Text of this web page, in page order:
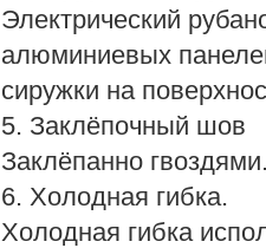
Электрический
алюминиевых
сиружки на
5. Заклёпочный шов
Заклёпанно
6. Холодная гибка.
Холодная гибка